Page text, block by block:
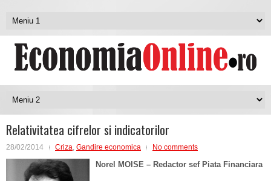
Relativitatea cifrelor si indicatorilor
28/02/2014 Criza, Gandire economica No comments
Norel MOISE – Redactor sef Piata Financiara